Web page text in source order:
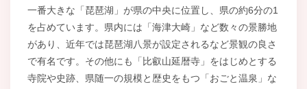
一番大きな「琵琶湖」が県の中央に位置し、県の約6分の1
を占めています。県内には「海津大崎」など数々の景勝地
があり、近年では琵琶湖八景が設定されるなど景観の良さ
で有名です。その他にも「比叡山延暦寺」をはじめとする
寺院や史跡、県随一の規模と歴史をもつ「おごと温泉」な